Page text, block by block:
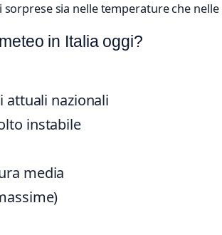
sorprese sia nelle temperature che
in Italia oggi?
attuali nazionali
instabile
media